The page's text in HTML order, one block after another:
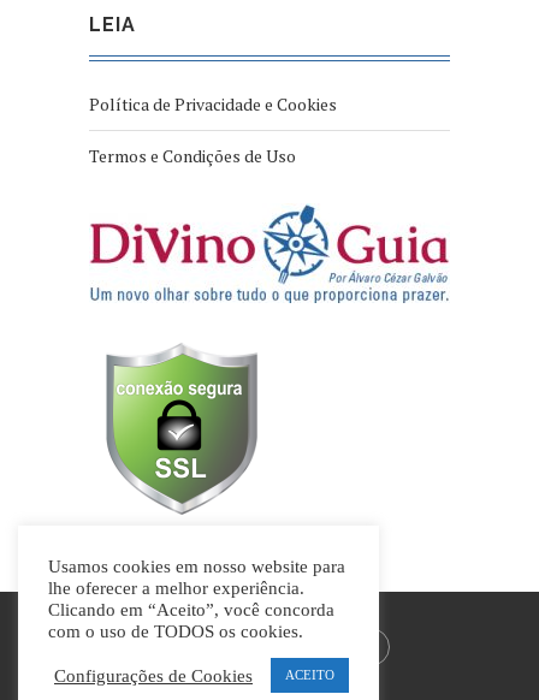
LEIA
Política de Privacidade e Cookies
Termos e Condições de Uso
Usamos cookies em nosso website para
lhe oferecer a melhor experiência.
Clicando em “Aceito”, você concorda
com o uso de TODOS os cookies.
Configurações de Cookies ACEITO